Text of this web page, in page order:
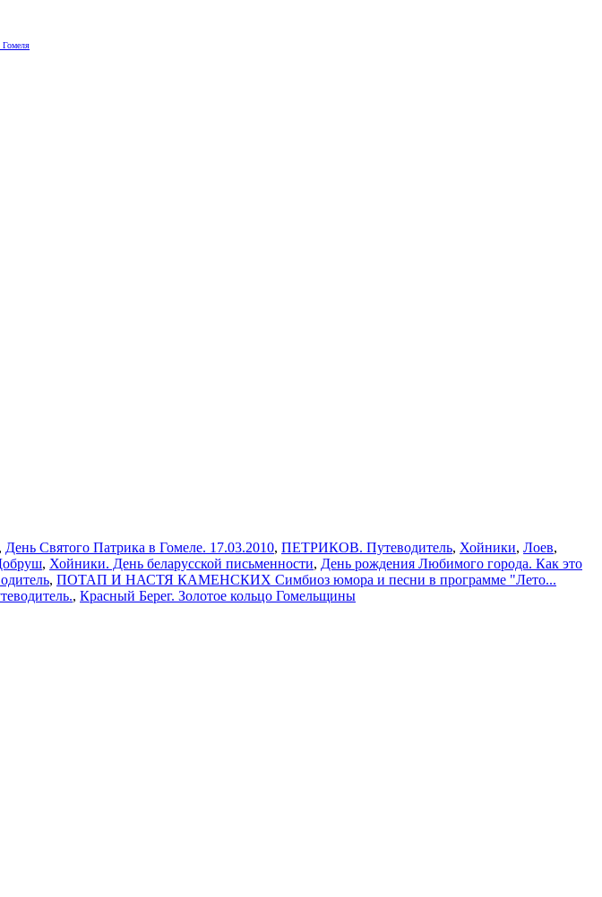
Гомеля
, День Святого Патрика в Гомеле. 17.03.2010, ПЕТРИКОВ. Путеводитель, Хойники, Лоев,
, Хойники. День беларусской письменности, День рождения Любимого города. Как это
, ПОТАП И НАСТЯ КАМЕНСКИХ Симбиоз юмора и песни в программе "Лето...
, Красный Берег. Золотое кольцо Гомельщины